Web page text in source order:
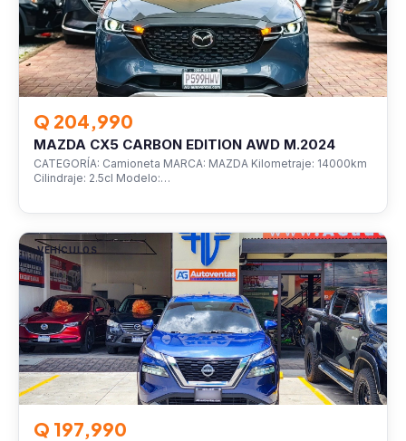
Q 204,990
MAZDA CX5 CARBON EDITION AWD M.2024
CATEGORÍA: Camioneta MARCA: MAZDA Kilometraje: 14000km
Cilindraje: 2.5cl Modelo:…
VEHÍCULOS
Q 197,990